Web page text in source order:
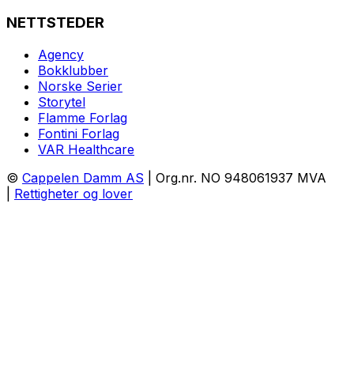
NETTSTEDER
Agency
Bokklubber
Norske Serier
Storytel
Flamme Forlag
Fontini Forlag
VAR Healthcare
© Cappelen Damm AS | Org.nr. NO 948061937 MVA
Rettigheter og lover